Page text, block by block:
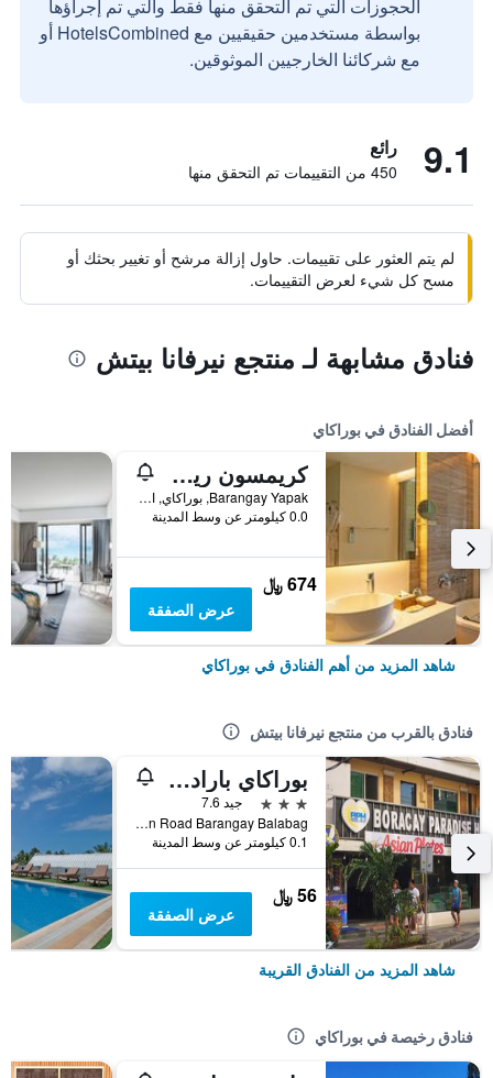
الحجوزات التي تم التحقق منها فقط والتي تم إجراؤها
بواسطة مستخدمين حقيقيين مع HotelsCombined أو
مع شركائنا الخارجيين الموثوقين.
9.1 رائع
450 من التقييمات تم التحقق منها
لم يتم العثور على تقييمات. حاول إزالة مرشح أو تغيير بحثك أو
مسح كل شيء لعرض التقييمات.
فنادق مشابهة لـ منتجع نيرفانا بيتش
أفضل الفنادق في بوراكاي
كريمسون ريزورت آند سبا بوراكاي
Barangay Yapak, بوراكاي, الفلبين
0.0 كيلومتر عن وسط المدينة
674 ﷼
عرض الصفقة
شاهد المزيد من أهم الفنادق في بوراكاي
فنادق بالقرب من منتجع نيرفانا بيتش
بوراكاي بارادايس هوتل
3 نجوم
جيد 7.6
Station 2, Main Road Barangay Balabag, بوراكاي, الفلبين
0.1 كيلومتر عن وسط المدينة
56 ﷼
عرض الصفقة
شاهد المزيد من الفنادق القريبة
فنادق رخيصة في بوراكاي